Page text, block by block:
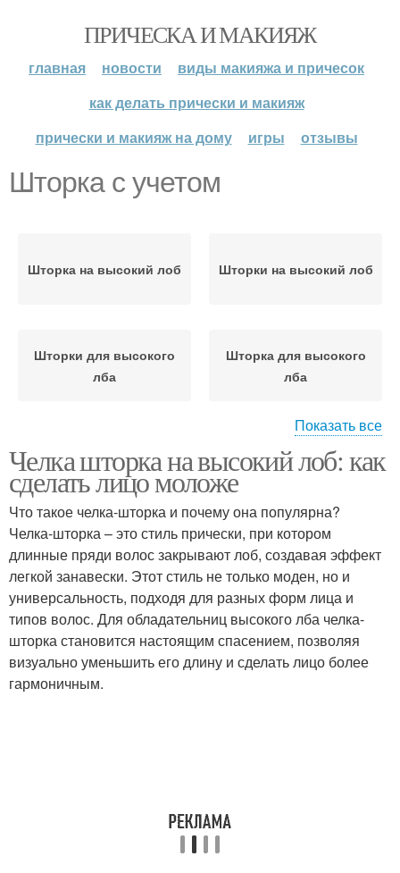
ПРИЧЕСКА И МАКИЯЖ
главная новости
виды макияжа и причесок
как делать прически и макияж
прически и макияж на дому
игры отзывы
Шторка с учетом
Шторка на высокий лоб Шторки на высокий лоб
Шторки для высокого
лба
Шторка для высокого
лба
лица
Показать все
Челка шторка на высокий лоб: как
сделать лицо моложе
Что такое челка-шторка и почему она популярна?
Челка-шторка – это стиль прически, при котором
длинные пряди волос закрывают лоб, создавая эффект
легкой занавески. Этот стиль не только моден, но и
универсальность, подходя для разных форм лица и
типов волос. Для обладательниц высокого лба челка-
шторка становится настоящим спасением, позволяя
визуально уменьшить его длину и сделать лицо более
гармоничным.